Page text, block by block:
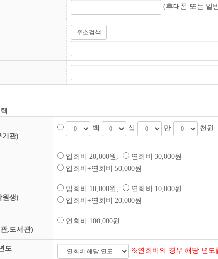
(휴대폰 또는 일
주소검색
기관)
백 십 만 천원
입회비 20,000원,
연회비 30,000원
입회비+연회비 50,000원
원생)
입회비 10,000원,
연회비 10,000원
입회비+연회비 20,000원
,도서관)
연회비 100,000원
도 ※연회비의 경우 해당 년도